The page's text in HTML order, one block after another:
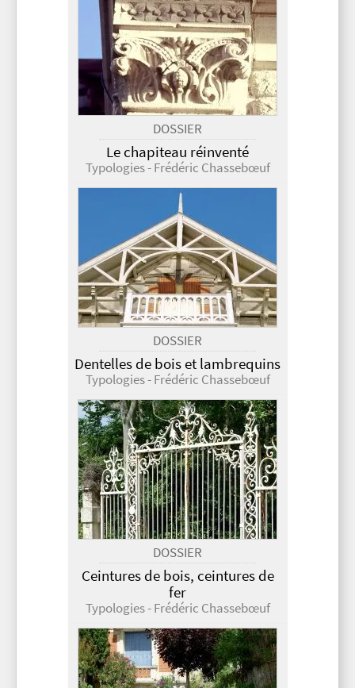
DOSSIER
Le chapiteau réinventé
Typologies - Frédéric Chassebœuf
DOSSIER
Dentelles de bois et lambrequins
Typologies - Frédéric Chassebœuf
DOSSIER
Ceintures de bois, ceintures de
fer
Typologies - Frédéric Chassebœuf